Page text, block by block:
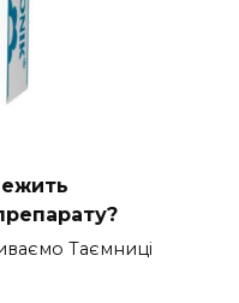
Таємниці